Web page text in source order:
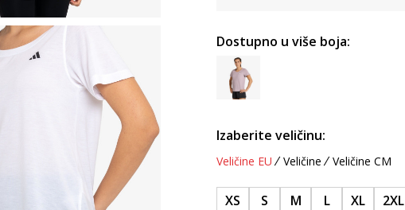
Dostupno u više boja:
Izaberite veličinu:
Veličine EU Veličine Veličine CM
XS S M L XL 2XL